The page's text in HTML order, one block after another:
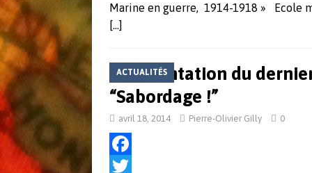
e
o
o
i
t
e
a
t
a
r
Marine en guerre, 1914-1918 » Ecole
[…]
ACTUALITÉS
Présentation du
avril 18, 2014 Pierre-Olivier Gilly 0
F